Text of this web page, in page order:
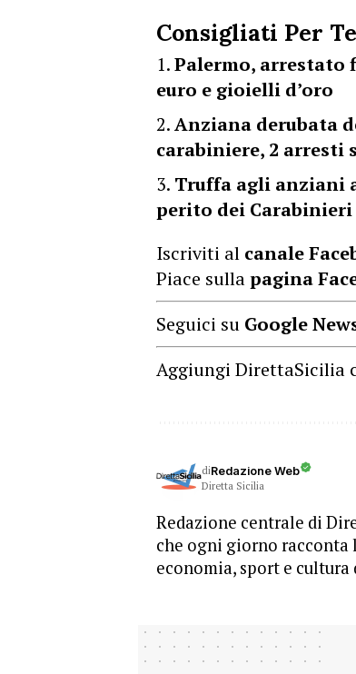
Consigliati Per Te
Palermo, arrestato
euro e gioielli d’oro
Anziana derubata
carabiniere, 2 arresti
Truffa agli anziani
perito dei
Iscriviti al canale
Piace sullapagina
Seguici su Google
Aggiungi DirettaSicilia
diRedazione Web
Diretta Sicilia
Redazione centrale di
che ogni giorno
economia, sport e